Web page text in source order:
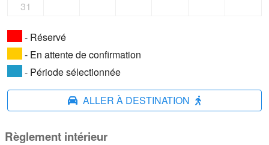
31
- Réservé
- En attente de confirmation
- Période sélectionnée
ALLER À DESTINATION
Règlement intérieur